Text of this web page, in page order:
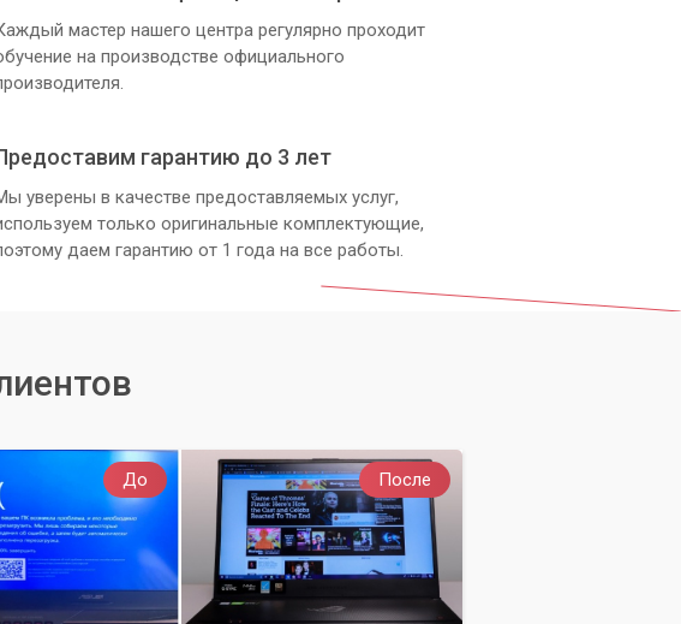
мастер нашего центра регулярно проходит
на производстве официального
гарантию до 3 лет
уверены в качестве предоставляемых услуг,
только оригинальные комплектующие,
даем гарантию от 1 года на все работы.
До После